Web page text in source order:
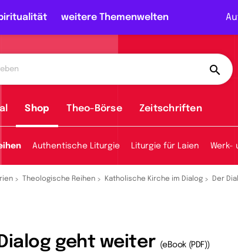
weitere Themenwelten
Shop Theo-Börse Zeitschriften
Authentische Liturgie Liturgie für Laien Werk-
Theologische Reihen Katholische Kirche im Dialog Der
geht weiter (eBook (PDF))